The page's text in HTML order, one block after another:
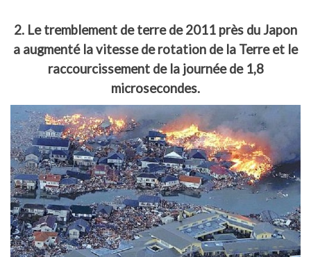
2. Le tremblement de terre de 2011 près du Japon
a augmenté la vitesse de rotation de la Terre et le
raccourcissement de la journée de 1,8
microsecondes.